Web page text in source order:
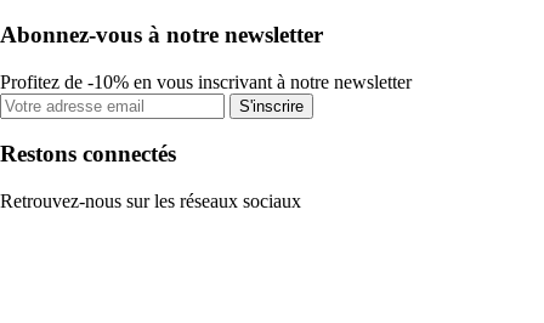
Abonnez-vous à notre newsletter
Profitez de -10% en vous inscrivant à notre newsletter
S'inscrire
Restons connectés
Retrouvez-nous sur les réseaux sociaux